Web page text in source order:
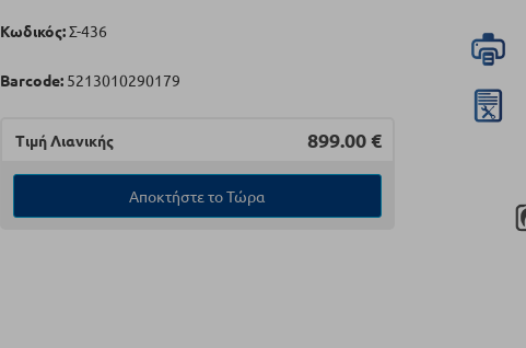
Κωδικός:Σ-436
Barcode: 5213010290179
Τιμή Λιανικής 899.00 €
Αποκτήστε το Τώρα